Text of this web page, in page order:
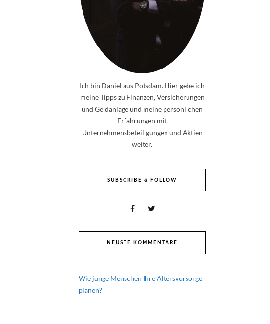
Ich bin Daniel aus Potsdam. Hier gebe ich
meine Tipps zu Finanzen, Versicherungen
und Geldanlage und meine persönlichen
Erfahrungen mit
Unternehmensbeteiligungen und Aktien
weiter.
SUBSCRIBE & FOLLOW
NEUSTE KOMMENTARE
Wie junge Menschen Ihre Altersvorsorge
planen?